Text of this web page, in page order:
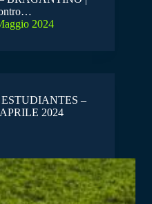
2024
–
2024